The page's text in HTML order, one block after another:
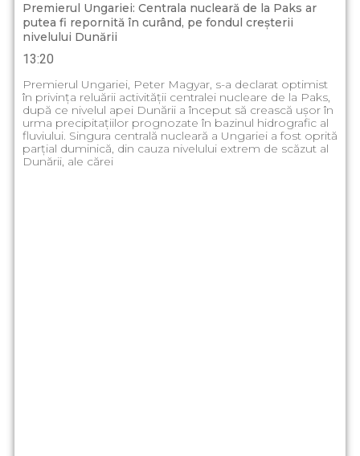
Premierul Ungariei: Centrala nucleară de la Paks ar
putea fi repornită în curând, pe fondul creșterii
nivelului Dunării
13:20
Premierul Ungariei, Peter Magyar, s-a declarat optimist
în privința reluării activității centralei nucleare de la Paks,
după ce nivelul apei Dunării a început să crească ușor în
urma precipitațiilor prognozate în bazinul hidrografic al
fluviului. Singura centrală nucleară a Ungariei a fost oprită
parțial duminică, din cauza nivelului extrem de scăzut al
Dunării, ale cărei